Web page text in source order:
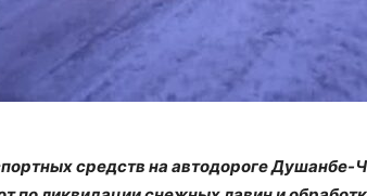
средств на автодороге Душанбе-